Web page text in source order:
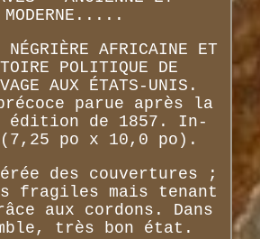
MODERNE.....
AFRICAINE ET
POLITIQUE DE
AUX ÉTATS-UNIS.
parue après la
édition de 1857. In-
po x 10,0 po).
des couvertures ;
fragiles mais tenant
aux cordons. Dans
très bon état.